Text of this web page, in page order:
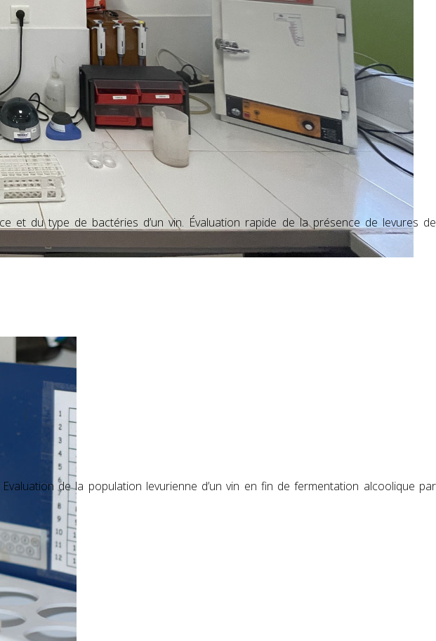
et du type de bactéries d’un vin. Évaluation rapide de la présence de levures de
de la population levurienne d’un vin en fin de fermentation alcoolique par